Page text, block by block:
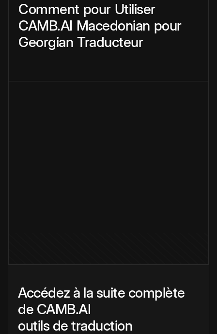
Comment pour Utiliser
CAMB.AI Macedonian pour
Georgian Traducteur
Accédez à la suite complète
de CAMB.AI
outils de traduction